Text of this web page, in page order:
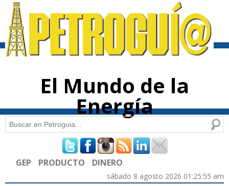
contenido
El Mundo de la
Energía
Formulario de búsqueda
Buscar
GEP PRODUCTO DINERO
sábado 8 agosto 2026 01:25:55 am